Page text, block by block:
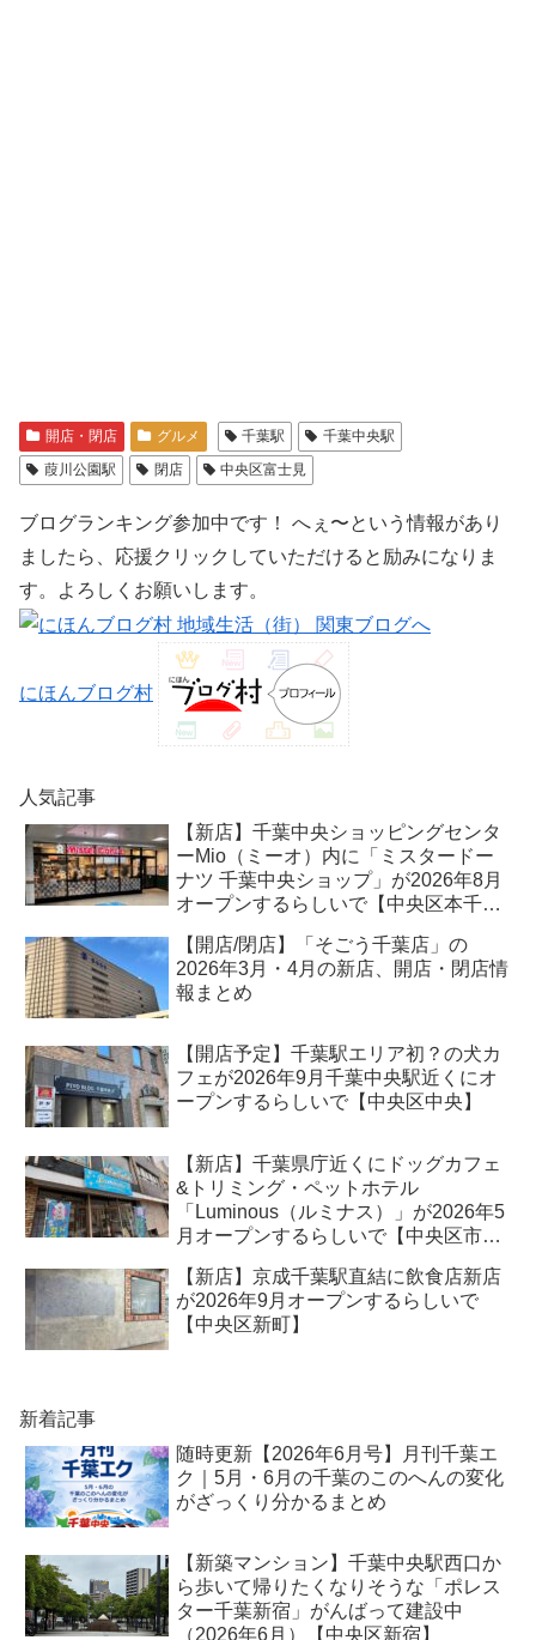
開店・閉店 グルメ 千葉駅
千葉中央駅
葭川公園駅
閉店 中央区富士見
ブログランキング参加中です！ へぇ〜という情報があり
ましたら、応援クリックしていただけると励みになりま
す。よろしくお願いします。
にほんブログ村
人気記事
【新店】千葉中央ショッピングセンタ
ーMio（ミーオ）内に「ミスタードー
ナツ 千葉中央ショップ」が2026年8月
オープンするらしいで【中央区本千葉
【開店/閉店】「そごう千葉店」の
2026年3月・4月の新店、開店・閉店情
報まとめ
【開店予定】千葉駅エリア初？の犬カ
フェが2026年9月千葉中央駅近くにオ
ープンするらしいで【中央区中央】
【新店】千葉県庁近くにドッグカフェ
&トリミング・ペットホテル
「Luminous（ルミナス）」が2026年5
月オープンするらしいで【中央区市場
【新店】京成千葉駅直結に飲食店新店
が2026年9月オープンするらしいで
【中央区新町】
新着記事
随時更新【2026年6月号】月刊千葉エ
ク｜5月・6月の千葉のこのへんの変化
がざっくり分かるまとめ
【新築マンション】千葉中央駅西口か
ら歩いて帰りたくなりそうな「ポレス
ター千葉新宿」がんばって建設中
（2026年6月）【中央区新宿】